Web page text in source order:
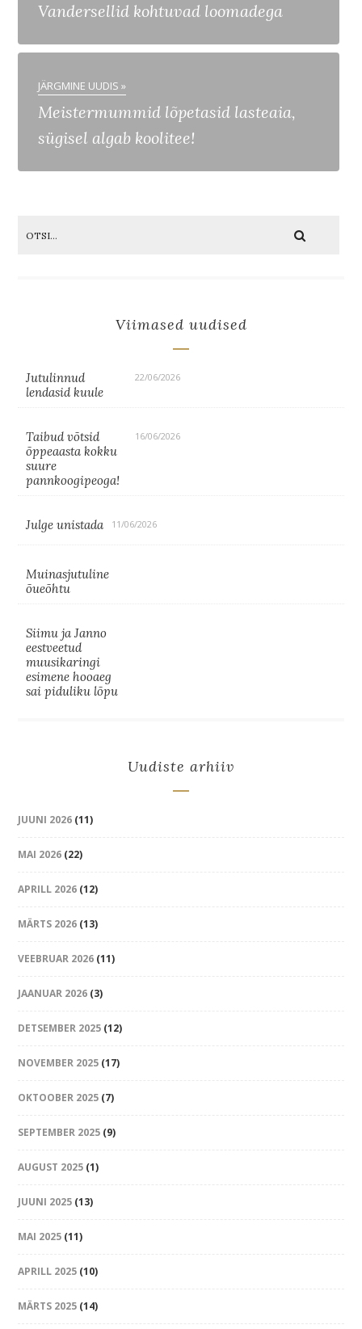
Vandersellid kohtuvad loomadega
JÄRGMINE UUDIS »
Meistermummid lõpetasid lasteaia,
sügisel algab koolitee!
Viimased uudised
Jutulinnud
lendasid kuule
22/06/2026
Taibud võtsid
õppeaasta kokku
suure
pannkoogipeoga!
16/06/2026
Julge unistada 11/06/2026
Muinasjutuline
õueõhtu
Siimu ja Janno
eestveetud
muusikaringi
esimene hooaeg
sai piduliku lõpu
Uudiste arhiiv
JUUNI 2026 (11)
MAI 2026 (22)
APRILL 2026 (12)
MÄRTS 2026 (13)
VEEBRUAR 2026 (11)
JAANUAR 2026 (3)
DETSEMBER 2025 (12)
NOVEMBER 2025 (17)
OKTOOBER 2025 (7)
SEPTEMBER 2025 (9)
AUGUST 2025 (1)
JUUNI 2025 (13)
MAI 2025 (11)
APRILL 2025 (10)
MÄRTS 2025 (14)